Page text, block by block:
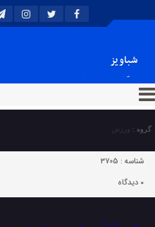
شباویز
گروه : ورزش
شناسه : 3705
۰ دیدگاه